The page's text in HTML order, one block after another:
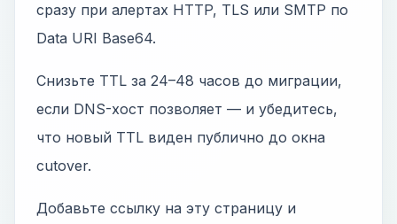
сразу при алертах HTTP, TLS или SMTP по
Data URI Base64.
Снизьте TTL за 24–48 часов до миграции,
если DNS-хост позволяет — и убедитесь,
что новый TTL виден публично до окна
cutover.
Добавьте ссылку на эту страницу и